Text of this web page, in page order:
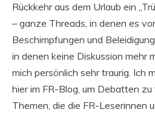
Rückkehr aus dem Urlaub ein
– ganze Threads, in denen es
Beschimpfungen und
in denen keine Diskussion mehr
mich persönlich sehr traurig. Ich
hier im FR-Blog, um Debatten
Themen, die die FR-Leserinnen